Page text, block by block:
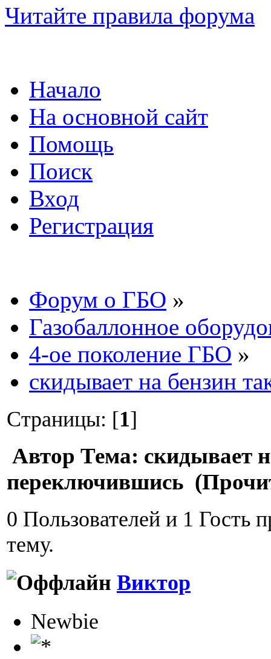
Читайте правила форума
Начало
На основной сайт
Помощь
Поиск
Вход
Регистрация
Форум о ГБО »
Газобаллонное
4-ое поколение ГБО »
скидывает на бензин
Страницы: [1]
Автор Тема: скидывает
переключившись
0 Пользователей и 1 Гость
тему.
Виктор
Newbie